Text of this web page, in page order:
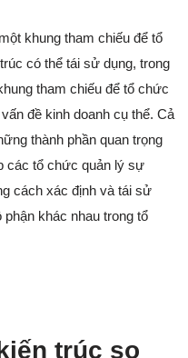
khung tham chiếu để tổ
có thể tái sử dụng, trong
tham chiếu để tổ chức
đề kinh doanh cụ thể. Cả
thành phần quan trọng
các tổ chức quản lý sự
cách xác định và tái sử
khác nhau trong tổ
trúc so